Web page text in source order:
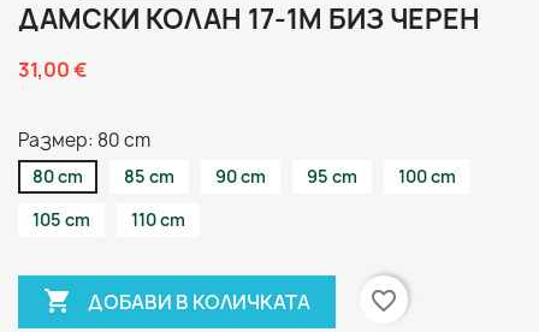
ДАМСКИ КОЛАН 17-1М БИЗ ЧЕРЕН
31,00 €
Размер: 80 cm
80 cm 85 cm 90 cm 95 cm
100 cm
105 cm
110 cm
 ДОБАВИ В КОЛИЧКАТА favorite_border